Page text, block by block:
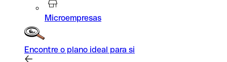
Microempresas
Encontre o plano ideal para si